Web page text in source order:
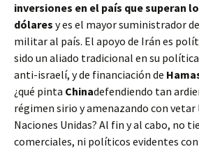
inversiones en el país que superan
dólares y es el mayor suministrador
militar al país. El apoyo de Irán es
sido un aliado tradicional en su
anti-israelí, y de financiación de
¿qué pinta Chinadefendiendo tan
régimen sirio y amenazando con vetar
Naciones Unidas? Al fin y al cabo, no
comerciales, ni políticos evidentes